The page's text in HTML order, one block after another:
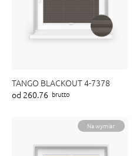
TANGO BLACKOUT 4-7378
od 260.76 brutto
Na wymiar